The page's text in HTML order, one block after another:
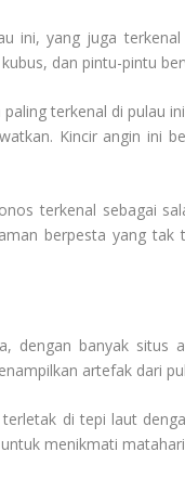
ini, yang juga
dan pintu-pintu
terkenal di pulau
Kincir angin ini
terkenal sebagai
berpesta yang tak
dengan banyak situs
artefak dari
di tepi laut
menikmati